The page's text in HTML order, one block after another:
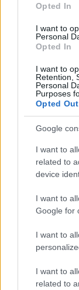
Opted In
I want to
Personal
Opted In
I want to
Retention,
Personal
Purposes
Opted Out
Google
I want to
related to
device
I want to
Google for
I want to
I want to
related to
Minden idők
februárjában
tenger
Pedig az 50
10
pekingi